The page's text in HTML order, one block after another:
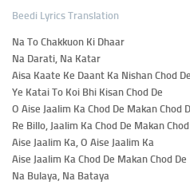
Beedi Lyrics Translation
Na To Chakkuon Ki Dhaar
Na Darati, Na Katar
Aisa Kaate Ke Daant Ka Nishan Chod De
Ye Katai To Koi Bhi Kisan Chod De
O Aise Jaalim Ka Chod De Makan Chod
Re Billo, Jaalim Ka Chod De Makan
Aise Jaalim Ka, O Aise Jaalim Ka
Aise Jaalim Ka Chod De Makan Chod De
Na Bulaya, Na Bataya